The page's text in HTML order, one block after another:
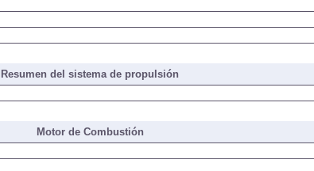
Resumen del sistema de propulsión
Motor de Combustión